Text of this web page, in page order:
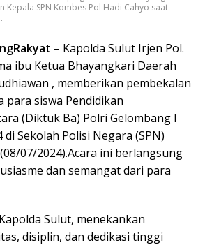
Kepala SPN Kombes Pol Hadi Cahyo saat
– Kapolda Sulut Irjen Pol.
ibu Ketua Bhayangkari Daerah
, memberikan pembekalan
para siswa Pendidikan
(Diktuk Ba) Polri Gelombang I
Sekolah Polisi Negara (SPN)
07/2024).Acara ini berlangsung
dan semangat dari para
Sulut, menekankan
disiplin, dan dedikasi tinggi